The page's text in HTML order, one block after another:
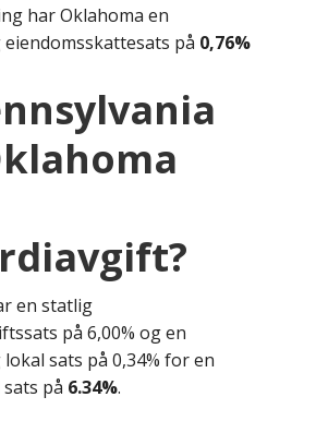
har Oklahoma en
på 0,76%
en statlig
på 6,00% og en
sats på 0,34% for en
på 6.34%.